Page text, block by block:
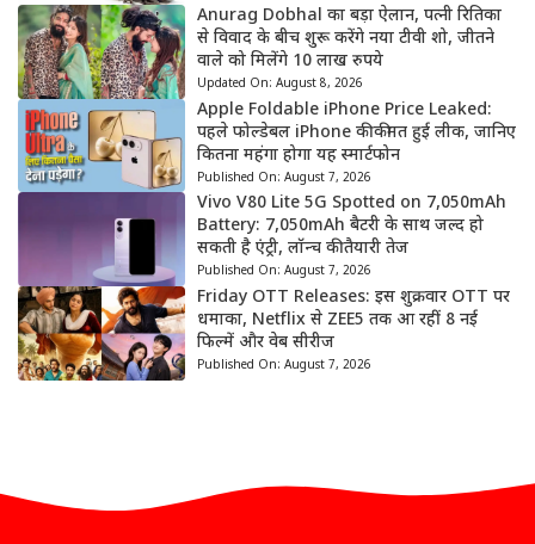
Anurag Dobhal का बड़ा ऐलान, पत्नी रितिका
से विवाद के बीच शुरू करेंगे नया टीवी शो, जीतने
वाले को मिलेंगे 10 लाख रुपये
Updated On: August 8, 2026
Apple Foldable iPhone Price Leaked:
पहले फोल्डेबल iPhone की कीमत हुई लीक, जानिए
कितना महंगा होगा यह स्मार्टफोन
Published On: August 7, 2026
Vivo V80 Lite 5G Spotted on 7,050mAh
Battery: 7,050mAh बैटरी के साथ जल्द हो
सकती है एंट्री, लॉन्च की तैयारी तेज
Published On: August 7, 2026
Friday OTT Releases: इस शुक्रवार OTT पर
धमाका, Netflix से ZEE5 तक आ रहीं 8 नई
फिल्में और वेब सीरीज
Published On: August 7, 2026